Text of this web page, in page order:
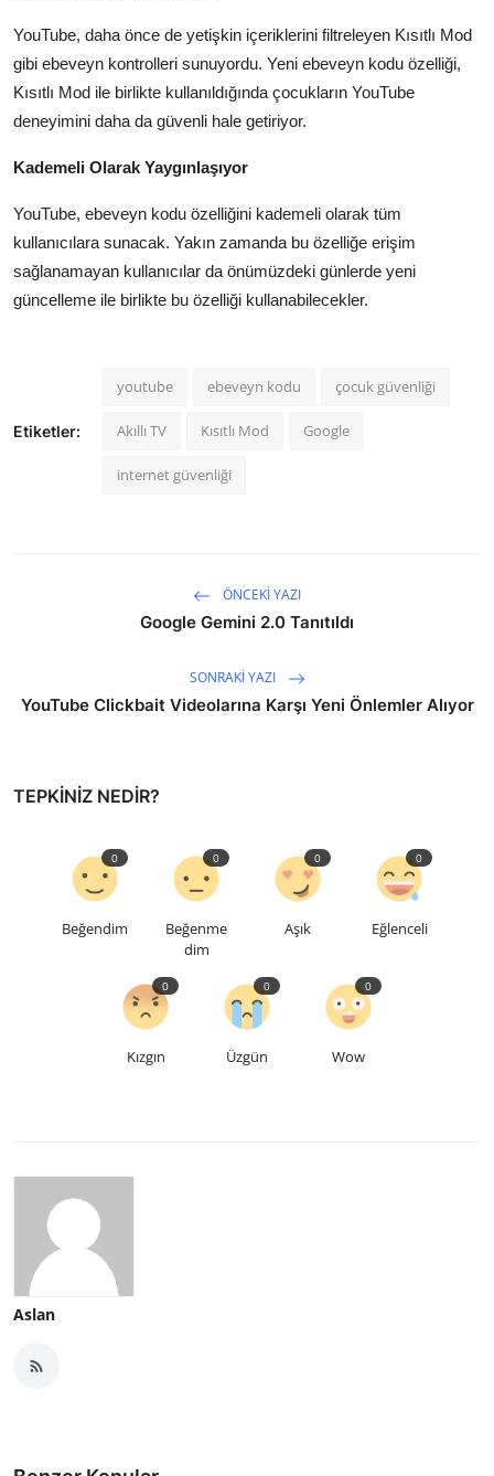
YouTube, daha önce de yetişkin içeriklerini filtreleyen Kısıtlı Mod
gibi ebeveyn kontrolleri sunuyordu. Yeni ebeveyn kodu özelliği,
Kısıtlı Mod ile birlikte kullanıldığında çocukların YouTube
deneyimini daha da güvenli hale getiriyor.
Kademeli Olarak Yaygınlaşıyor
YouTube, ebeveyn kodu özelliğini kademeli olarak tüm
kullanıcılara sunacak. Yakın zamanda bu özelliğe erişim
sağlanamayan kullanıcılar da önümüzdeki günlerde yeni
güncelleme ile birlikte bu özelliği kullanabilecekler.
Etiketler:
youtube ebeveyn kodu çocuk güvenliği
Akıllı TV Kısıtlı Mod Google
internet güvenliği
ÖNCEKI YAZI
Google Gemini 2.0 Tanıtıldı
SONRAKI YAZI
YouTube Clickbait Videolarına Karşı Yeni Önlemler Alıyor
TEPKINIZ NEDIR?
Beğendim
0
Beğenme
dim
0
Aşık
0
Eğlenceli
0
Kızgın
0
Üzgün
0
Wow
0
Aslan